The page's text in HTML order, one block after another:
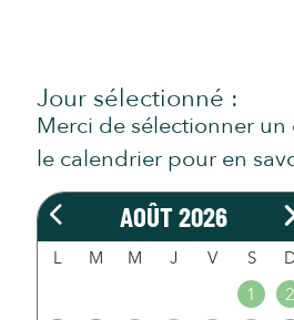
AOÛT 2026
L M M J V S
1
2
Jour sélectionné :
Merci de sélectionner
le calendrier pour en